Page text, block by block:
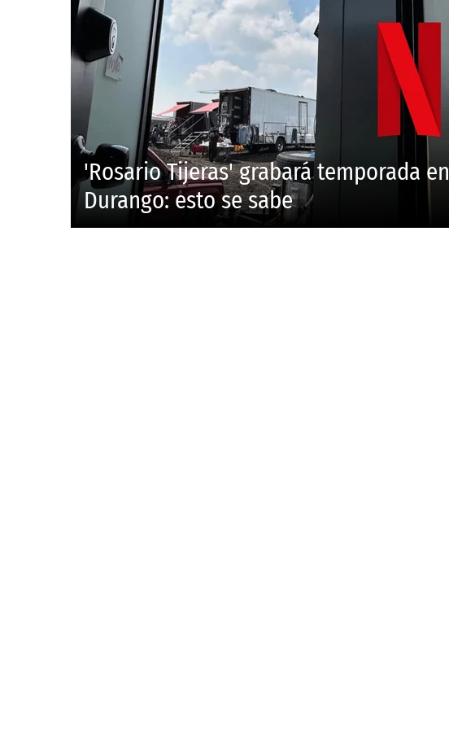
'Rosario Tijeras' grabará temporada en
Durango: esto se sabe